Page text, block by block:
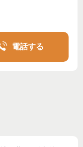
電話する